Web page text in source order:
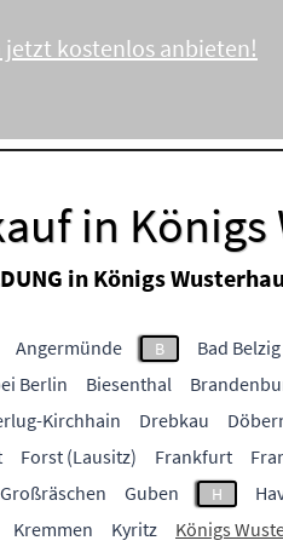
jetzt kostenlos anbieten!
in Königs
in Königs
Angermünde B Bad Belzig
Berlin Biesenthal
Kirchhain Drebkau
Forst (Lausitz) Frankfurt
Großräschen Guben H
Kremmen Kyritz Königs